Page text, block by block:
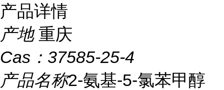
产品详情
产地 重庆
Cas： 37585-25-4
产品名称2-氨基-5-氯苯甲醇